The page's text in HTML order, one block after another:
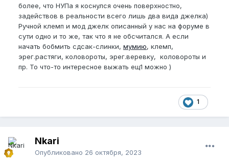
более, что НУПа я коснулся очень поверхностно,
задействов в реальности всего лишь два вида джелка)
Ручной клемп и мод джелк описанный у нас на форуме в
сути одно и то же, так что я не обсчитался. А если
начать бобмить сдсак-слинки, мумию, клемп,
эрег.растяги, коловороты, эрег.веревку, коловороты и
пр. То что-то интересное выжать ещ1 можно )
1
Nkari
Опубликовано 26 октября, 2023